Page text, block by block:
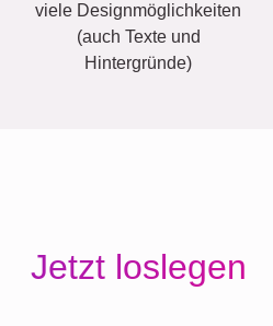
viele Designmöglichkeiten
(auch Texte und
Hintergründe)
Jetzt loslegen